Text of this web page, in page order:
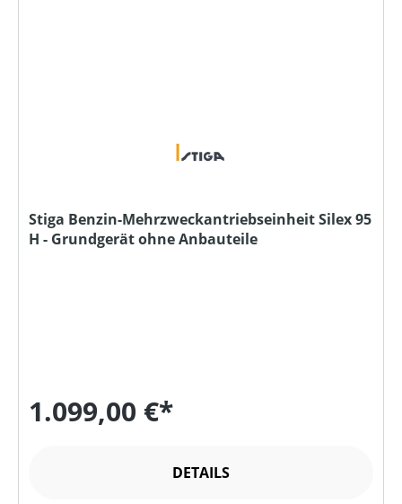
Stiga Benzin-Mehrzweckantriebseinheit Silex 95
H - Grundgerät ohne Anbauteile
1.099,00 €*
DETAILS